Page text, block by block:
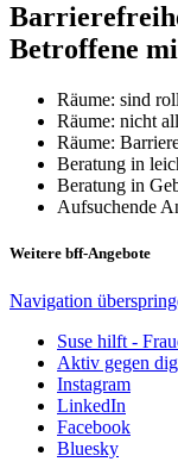
Betroffene
Räume: sind
Räume: nicht
Räume:
Beratung in
Beratung in
Aufsuchende
Weitere bff-Angebote
Navigation
Suse hilft -
Aktiv gegen
Instagram
LinkedIn
Facebook
Bluesky